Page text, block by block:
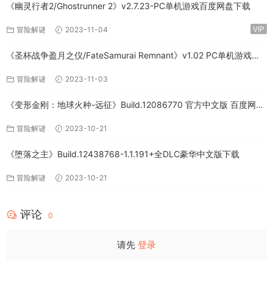
《幽灵行者2/Ghostrunner 2》v2.7.23-PC单机游戏百度网盘下载
冒险解谜 2023-11-04 VIP
《圣杯战争盈月之仪/FateSamurai Remnant》v1.02 PC单机游戏下
冒险解谜 2023-11-03
《变形金刚：地球火种-远征》Build.12086770 官方中文版 百度网盘
冒险解谜 2023-10-21
《堕落之主》Build.12438768-1.1.191+全DLC豪华中文版下载
冒险解谜 2023-10-21
评论 0
请先 登录